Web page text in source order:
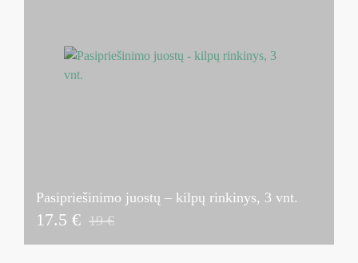
Pasipriešinimo juostų – kilpų rinkinys, 3 vnt.
17.5 € 19 €